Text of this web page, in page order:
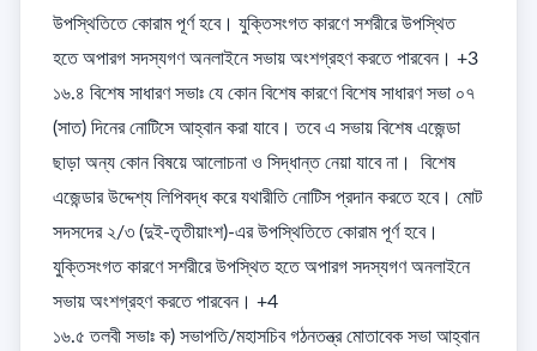
উপস্থিতিতে কোরাম পূর্ণ হবে। যুক্তিসংগত কারণে সশরীরে উপস্থিত
হতে অপারগ সদস্যগণ অনলাইনে সভায় অংশগ্রহণ করতে পারবেন। +3
১৬.৪ বিশেষ সাধারণ সভাঃ যে কোন বিশেষ কারণে বিশেষ সাধারণ সভা ০৭
(সাত) দিনের নোটিসে আহ্বান করা যাবে। তবে এ সভায় বিশেষ এজেন্ডা
ছাড়া অন্য কোন বিষয়ে আলোচনা ও সিদ্ধান্ত নেয়া যাবে না।  বিশেষ
এজেন্ডার উদ্দেশ্য লিপিবদ্ধ করে যথারীতি নোটিস প্রদান করতে হবে। মোট
সদসদের ২/৩ (দুই-তৃতীয়াংশ)-এর উপস্থিতিতে কোরাম পূর্ণ হবে।
যুক্তিসংগত কারণে সশরীরে উপস্থিত হতে অপারগ সদস্যগণ অনলাইনে
সভায় অংশগ্রহণ করতে পারবেন। +4
১৬.৫ তলবী সভাঃ ক) সভাপতি/মহাসচিব গঠনতন্ত্র মোতাবেক সভা আহ্বান